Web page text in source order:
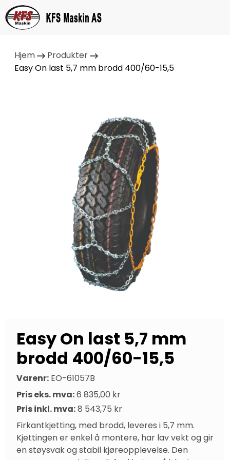
Hjem
Produkter
Easy On last 5,7 mm brodd 400/60-15,5
Easy On last 5,7 mm
brodd 400/60-15,5
Varenr: EO-61057B
Pris eks. mva:6 835,00 kr
Pris inkl. mva:8 543,75 kr
Firkantkjetting, med brodd, leveres i 5,7 mm.
Kjettingen er enkel å montere, har lav vekt og gir
en støysvak og stabil kjøreopplevelse. Den